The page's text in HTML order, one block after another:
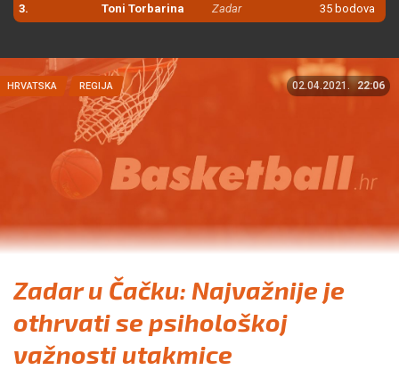
3. Toni Torbarina Zadar 35 bodova
HRVATSKA REGIJA 02.04.2021. 22:06
Zadar u Čačku: Najvažnije je
othrvati se psihološkoj
važnosti utakmice